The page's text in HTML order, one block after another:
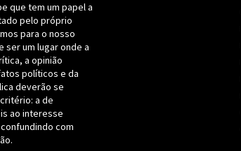
que tem um papel a
pelo próprio
para o nosso
ser um lugar onde a
a opinião
políticos e da
deverão se
a de
ao interesse
com